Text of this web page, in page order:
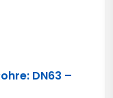
DN63 –